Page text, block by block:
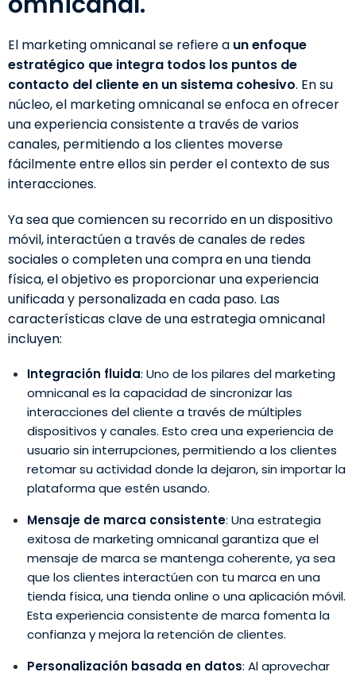
El marketing omnicanal se refiere a un enfoque
estratégico que integra todos los puntos de
contacto del cliente en un sistema cohesivo. En su
núcleo, el marketing omnicanal se enfoca en ofrecer
una experiencia consistente a través de varios
canales, permitiendo a los clientes moverse
fácilmente entre ellos sin perder el contexto de sus
interacciones.
Ya sea que comiencen su recorrido en un dispositivo
móvil, interactúen a través de canales de redes
sociales o completen una compra en una tienda
física, el objetivo es proporcionar una experiencia
unificada y personalizada en cada paso. Las
características clave de una estrategia omnicanal
incluyen:
Integración fluida: Uno de los pilares del marketing
omnicanal es la capacidad de sincronizar las
interacciones del cliente a través de múltiples
dispositivos y canales. Esto crea una experiencia de
usuario sin interrupciones, permitiendo a los clientes
retomar su actividad donde la dejaron, sin importar la
plataforma que estén usando.
Mensaje de marca consistente: Una estrategia
exitosa de marketing omnicanal garantiza que el
mensaje de marca se mantenga coherente, ya sea
que los clientes interactúen con tu marca en una
tienda física, una tienda online o una aplicación móvil.
Esta experiencia consistente de marca fomenta la
confianza y mejora la retención de clientes.
Personalización basada en datos: Al aprovechar